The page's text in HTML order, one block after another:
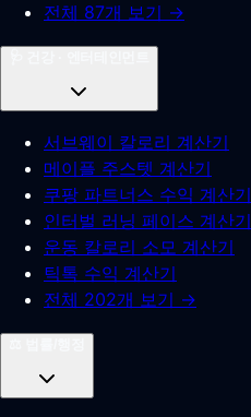
전체 87개 보기 →
서브웨이 칼로리 계산기
메이플 주스텟 계산기
쿠팡 파트너스 수익 계산기
인터벌 러닝 페이스 계산기
운동 칼로리 소모 계산기
틱톡 수익 계산기
전체 202개 보기 →